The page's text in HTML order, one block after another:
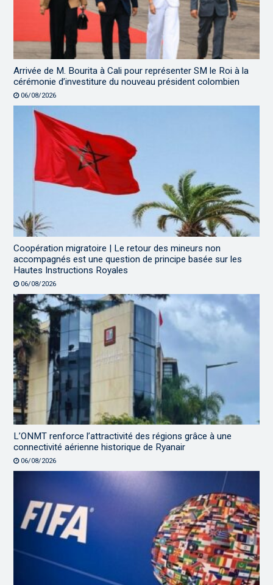
Arrivée de M. Bourita à Cali pour représenter SM le Roi à la
cérémonie d’investiture du nouveau président colombien
06/08/2026
Coopération migratoire | Le retour des mineurs non
accompagnés est une question de principe basée sur les
Hautes Instructions Royales
06/08/2026
L’ONMT renforce l’attractivité des régions grâce à une
connectivité aérienne historique de Ryanair
06/08/2026